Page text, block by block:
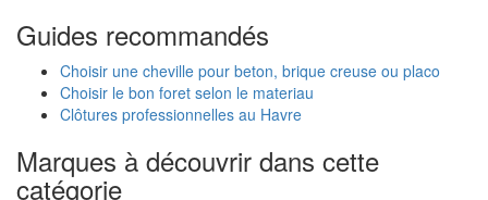
Guides recommandés
Choisir une cheville pour beton, brique creuse ou placo
Choisir le bon foret selon le materiau
Clôtures professionnelles au Havre
Marques à découvrir dans cette
catégorie